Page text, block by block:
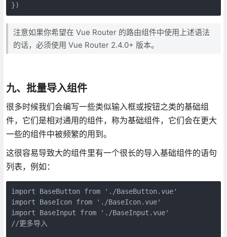
注意如果你希望在 Vue Router 的路由组件中使用上述语法
的话，必须使用 Vue Router 2.4.0+ 版本。
九、批量导入组件
很多时候我们会编写一些类似输入框或按钮之类的基础组
件，它们是相对通用的组件，称为基础组件，它们会在更大
一些的组件中被频繁的用到。
这很容易导致大的组件里有一个很长的导入基础组件的语句
列表，例如：
import BaseButton from './BaseButton.vue'
import BaseIcon from './BaseIcon.vue'
import BaseInput from './BaseInput.vue'
//更多导入